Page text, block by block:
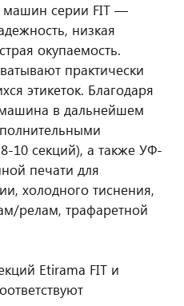
машин серии FIT —
низкая
окупаемость.
практически
этикеток. Благодаря
в дальнейшем
10 секций), а также УФ-
печати для
холодного тиснения,
релам, трафаретной
Etirama FIT и